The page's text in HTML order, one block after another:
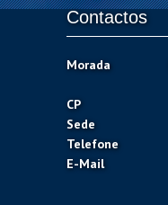
Contactos
Morada
CP
Sede
Telefone
E-Mail